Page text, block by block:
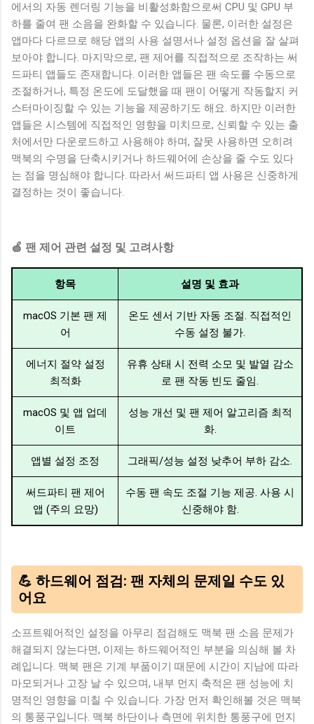
에서의 자동 렌더링 기능을 비활성화함으로써 CPU 및 GPU 부
하를 줄여 팬 소음을 완화할 수 있습니다. 물론, 이러한 설정은
앱마다 다르므로 해당 앱의 사용 설명서나 설정 옵션을 잘 살펴
보아야 합니다. 마지막으로, 팬 제어를 직접적으로 조작하는 써
드파티 앱들도 존재합니다. 이러한 앱들은 팬 속도를 수동으로
조절하거나, 특정 온도에 도달했을 때 팬이 어떻게 작동할지 커
스터마이징할 수 있는 기능을 제공하기도 해요. 하지만 이러한
앱들은 시스템에 직접적인 영향을 미치므로, 신뢰할 수 있는 출
처에서만 다운로드하고 사용해야 하며, 잘못 사용하면 오히려
맥북의 수명을 단축시키거나 하드웨어에 손상을 줄 수도 있다
는 점을 명심해야 합니다. 따라서 써드파티 앱 사용은 신중하게
결정하는 것이 좋습니다.
🍏 팬 제어 관련 설정 및 고려사항
항목 설명 및 효과
macOS 기본 팬 제
어
온도 센서 기반 자동 조절. 직접적인
수동 설정 불가.
에너지 절약 설정
최적화
유휴 상태 시 전력 소모 및 발열 감소
로 팬 작동 빈도 줄임.
macOS 및 앱 업데
이트
성능 개선 및 팬 제어 알고리즘 최적
화.
앱별 설정 조정 그래픽/성능 설정 낮추어 부하 감소.
써드파티 팬 제어
앱 (주의 요망)
수동 팬 속도 조절 기능 제공. 사용 시
신중해야 함.
💪 하드웨어 점검: 팬 자체의 문제일 수도 있
어요
소프트웨어적인 설정을 아무리 점검해도 맥북 팬 소음 문제가
해결되지 않는다면, 이제는 하드웨어적인 부분을 의심해 볼 차
례입니다. 맥북 팬은 기계 부품이기 때문에 시간이 지남에 따라
마모되거나 고장 날 수 있으며, 내부 먼지 축적은 팬 성능에 치
명적인 영향을 미칠 수 있습니다. 가장 먼저 확인해볼 것은 맥북
의 통풍구입니다. 맥북 하단이나 측면에 위치한 통풍구에 먼지